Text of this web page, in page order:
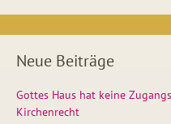
Neue Beiträge
Gottes Haus hat keine
Kirchenrecht